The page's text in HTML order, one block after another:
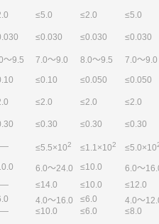
≤5.0 ≤2.0
≤5.0
≤0.030 ≤0.030 ≤0.030
～9.5 7.0～9.0 8.0～9.5
7.0～9.0
≤0.10 ≤0.050
≤0.050
≤2.0 ≤2.0
≤2.0
≤0.30 ≤0.30
≤0.30
≤5.5×102 ≤1.1×102 ≤5.0×10
6.0～24.0 ≤10.0
6.0～
≤14.0 ≤10.0
≤12.0
4.0～16.0 ≤6.0
4.0～
≤10.0 ≤6.0
≤8.0